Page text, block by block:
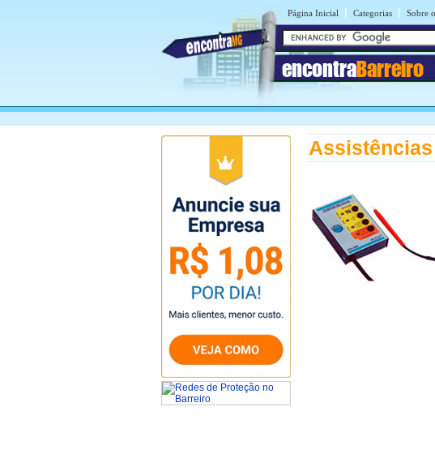
Página Inicial | Categorias | Sobre
encontraBarreiro